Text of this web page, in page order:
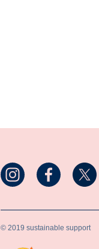
© 2019 sustainable support